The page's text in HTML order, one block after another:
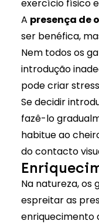
exercício físico
A presença de
ser benéfica,
Nem todos os
introdução
pode criar
Se decidir
fazê-lo
habitue ao
do contacto
Na natureza, os
espreitar as
enriquecimento